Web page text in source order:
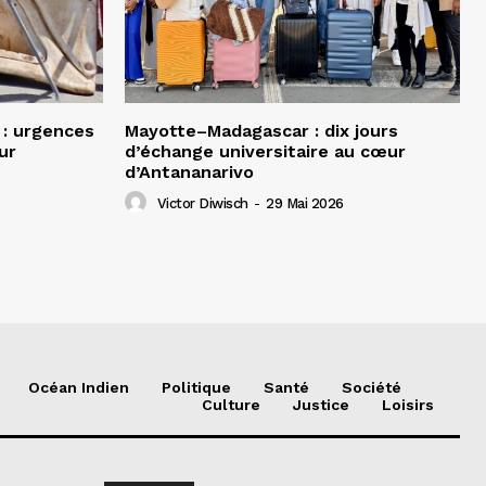
urgences
Mayotte–Madagascar : dix jours
d’échange universitaire au cœur
d’Antananarivo
Victor Diwisch - 29 Mai 2026
Océan Indien Politique Santé
Société
Culture
Justice Loisirs